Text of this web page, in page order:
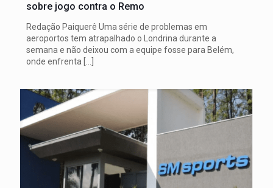
sobre jogo contra o Remo
Redação Paiquerê Uma série de problemas em
aeroportos tem atrapalhado o Londrina durante a
semana e não deixou com a equipe fosse para Belém,
onde enfrenta […]